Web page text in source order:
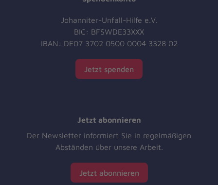
Johanniter-Unfall-Hilfe e.V.
BIC: BFSWDE33XXX
IBAN: DE07 3702 0500 0004 3328 02
Jetzt spenden
Jetzt abonnieren
Der Newsletter informiert Sie in regelmäßigen
Abständen über unsere Arbeit.
Jetzt abonnieren